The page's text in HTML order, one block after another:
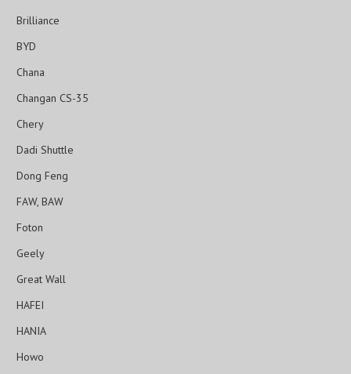
Brilliance
BYD
Chana
Changan CS-35
Chery
Dadi Shuttle
Dong Feng
FAW, BAW
Foton
Geely
Great Wall
HAFEI
HANIA
Howo